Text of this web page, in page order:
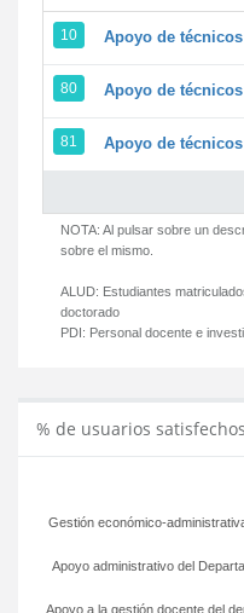
10 Apoyo de
80 Apoyo de
81 Apoyo de
NOTA: Al pulsar sobre un
sobre el mismo.
ALUD: Estudiantes
doctorado
PDI: Personal docente e
% de usuarios
Apoyo a la gestión docente del
Apoyo administrativo del
Gestión económico-